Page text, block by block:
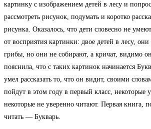
картинку с изображением детей в лесу и
рассмотреть рисунок, подумать и коротко
рисунка. Оказалось, что дети словесно не
от восприятия картинки: двое детей в лесу,
грибы, но они не собирают, а кричат, видимо
пояснила, что с таких картинок начинается
умел рассказать то, что он видит, своими
пойдут в этом году в первый класс, некоторые
некоторые не уверенно читают. Первая книга,
читать — Букварь.